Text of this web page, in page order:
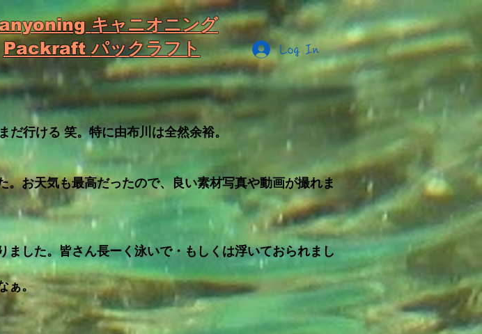
キャニオニング
Packraftパックラフト Log In
行ける 笑。特に由布川は全然余裕。
お天気も最高だったので、良い素材写真や動画が撮れま
した。皆さん長ーく泳いで・もしくは浮いておられまし
ぁ。